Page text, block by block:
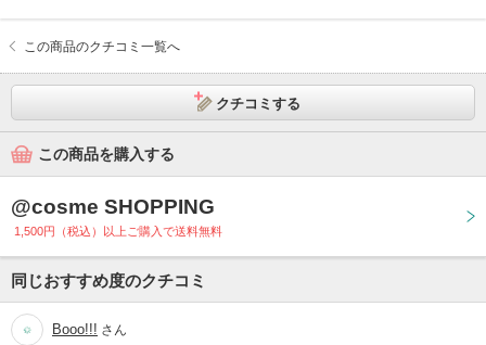
この商品のクチコミ一覧へ
クチコミする
この商品を購入する
@cosme SHOPPING
1,500円（税込）以上ご購入で送料無料
同じおすすめ度のクチコミ
Booo!!! さん